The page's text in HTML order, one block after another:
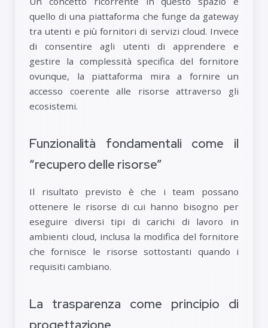
quello di una piattaforma che funge da gateway
tra utenti e più fornitori di servizi cloud. Invece
di consentire agli utenti di apprendere e
gestire la complessità specifica del fornitore
ovunque, la piattaforma mira a fornire un
accesso coerente alle risorse attraverso gli
ecosistemi.
Funzionalità fondamentali come il
“recupero delle risorse”
Il risultato previsto è che i team possano
ottenere le risorse di cui hanno bisogno per
eseguire diversi tipi di carichi di lavoro in
ambienti cloud, inclusa la modifica del fornitore
che fornisce le risorse sottostanti quando i
requisiti cambiano.
La trasparenza come principio di